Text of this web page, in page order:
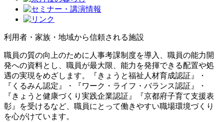
利用者・家族・地域から信頼される施設
職員の質の向上のために人事考課制度を導入、職員の能力開
発への資料とし、職員が最大限、能力を発揮できる配置や処
遇の実現をめざします。『きょうと福祉人材育成認証』・
『くるみん認定』・『ワーク・ライフ・バランス認証』・
『きょうと健康づくり実践企業認証』『京都府子育て支援表
彰』を受けるなど、職員にとって働きやすい職場環境づくり
を心がけています。